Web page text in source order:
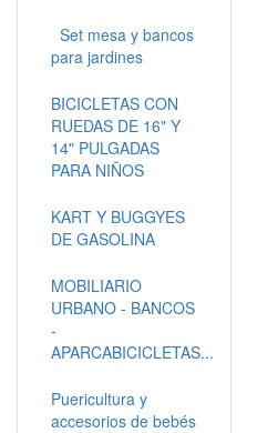
Set mesa y bancos
para jardines
BICICLETAS CON
RUEDAS DE 16" Y
14" PULGADAS
PARA NIÑOS
KART Y BUGGYES
DE GASOLINA
MOBILIARIO
URBANO - BANCOS
-
APARCABICICLETAS...
Puericultura y
accesorios de bebés